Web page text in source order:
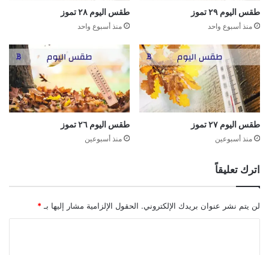
طقس اليوم ٢٩ تموز
منذ أسبوع واحد
طقس اليوم ٢٨ تموز
منذ أسبوع واحد
طقس اليوم ٢٧ تموز
منذ أسبوعين
طقس اليوم ٢٦ تموز
منذ أسبوعين
اترك تعليقاً
لن يتم نشر عنوان بريدك الإلكتروني. الحقول الإلزامية مشار إليها بـ *